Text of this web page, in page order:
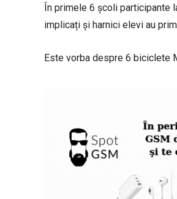
În primele 6 școli participante
implicați și harnici elevi au
Este vorba despre 6 biciclete